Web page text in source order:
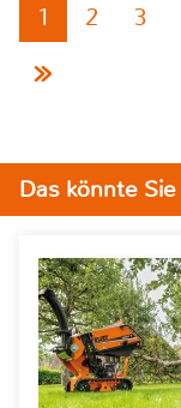
1 2 3
Das könnte